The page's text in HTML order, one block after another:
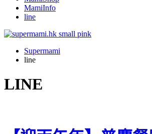
MamiInfo
line
Supermami
line
LINE